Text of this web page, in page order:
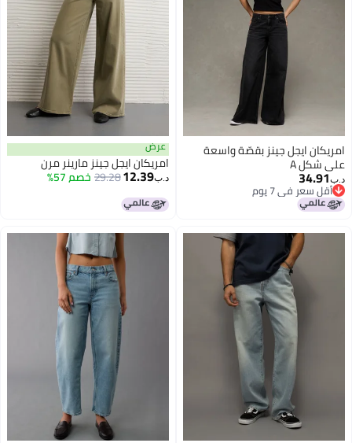
امريكان ايجل جينز بقصّة واسعة
على شكل A
د.ب‏34.91
أقل سعر في 7 يوم
أقل سعر في 7 يوم
عرض
امريكان ايجل جينز مارينر مرن
د.ب‏12.39
29.28خصم 57%